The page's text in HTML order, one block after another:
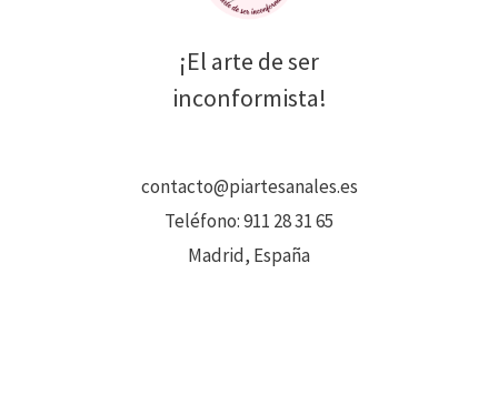
¡El arte de ser
inconformista!
contacto@piartesanales.es
Teléfono:911 28 31 65
Madrid, España